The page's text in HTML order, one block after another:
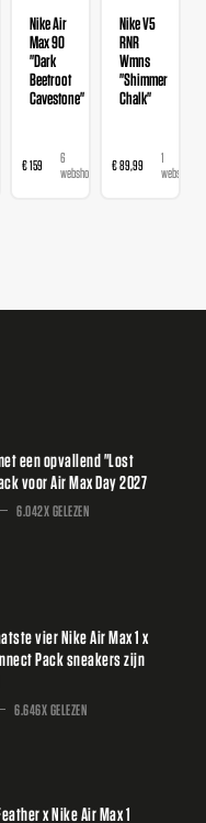
Nike Air
Max 90
"Dark
Beetroot
Cavestone"
€ 159
6
webshops
Nike V5
RNR
Wmns
"Shimmer
Chalk"
€ 89,99
1
webshop
een opvallend "Lost
voor Air Max Day 2027
6.042X GELEZEN
vier Nike Air Max 1 x
Pack sneakers zijn
6.646X GELEZEN
x Nike Air Max 1